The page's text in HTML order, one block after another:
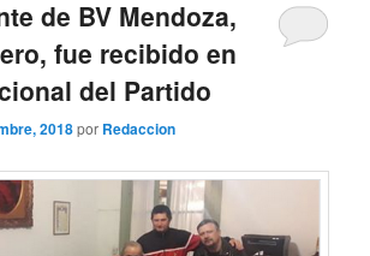
de BV Mendoza,
fue recibido en
del Partido
2018por Redaccion